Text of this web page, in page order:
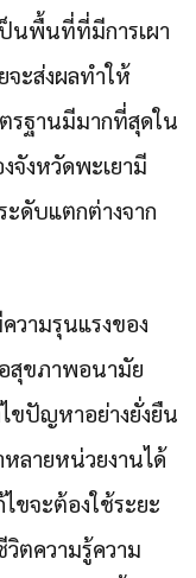
ป็นพื้นที่ที่มีการเผา
ะส่งผลทำให้
ฐานมีมากที่สุดใน
จังหวัดพะเยามี
ะดับแตกต่างจาก
วามรุนแรงของ
สุขภาพอนามัย
ขปัญหาอย่างยั่งยืน
หลายหน่วยงานได้
ขจะต้องใช้ระยะ
ตความรู้ความ